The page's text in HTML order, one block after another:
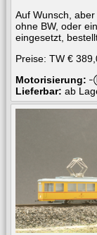
Auf Wunsch,
ohne BW, oder
eingesetzt,
Preise: TW €
Motorisierung:
Lieferbar: ab